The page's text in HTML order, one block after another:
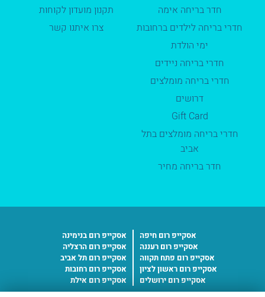
תקנון מועדון לקוחות
צרו איתנו קשר
חדר בריחה אימה
חדרי בריחה לילדים ברחובות
ימי הולדת
חדרי בריחה ניידים
חדרי בריחה מומלצים
דרושים
Gift Card
חדרי בריחה מומלצים בתל
אביב
חדר בריחה מחיר
אסקייפ רום חיפה
אסקייפ רום בנימינה
אסקייפ רום רעננה
אסקייפ רום הרצליה
אסקייפ רום פתח תקווה
אסקייפ רום תל אביב
אסקייפ רום ראשון לציון
אסקייפ רום רחובות
אסקייפ רום ירושלים
אסקייפ רום אילת